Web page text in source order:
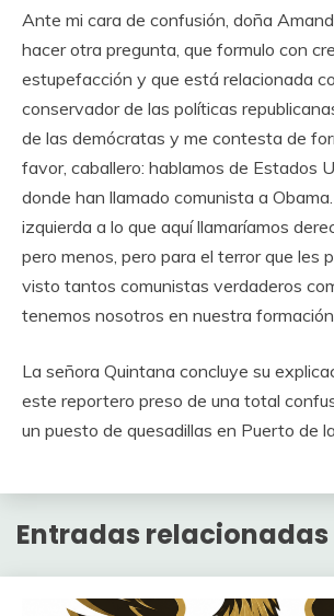
Ante mi cara de confusión, doña
hacer otra pregunta, que formulo con
estupefacción y que está relacionada
conservador de las políticas
de las demócratas y me contesta de
favor, caballero: hablamos de Estados
donde han llamado comunista a
izquierda a lo que aquí llamaríamos
pero menos, pero para el terror que les
visto tantos comunistas verdaderos
tenemos nosotros en nuestra
La señora Quintana concluye su
este reportero preso de una total
un puesto de quesadillas en Puerto de
Entradas relacionadas